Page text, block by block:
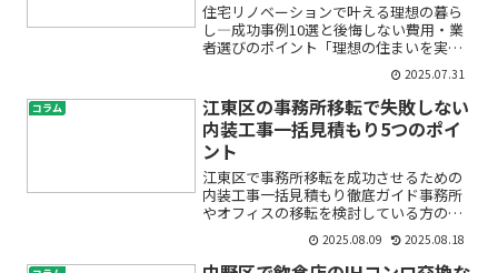
住宅リノベーションで叶える理想の暮ら
し―成功事例10選と後悔しない費用・業
者選びのポイント「理想の住まいを実現
したいけれど、住宅リノベーションって
本当にうまくいくのかな？」「中古住宅
やマンションのリフォームって、費用や
業者選びが不安…」そん...
2025.07.31
コラム
江東区の事務所移転で失敗しない
内装工事一括見積もり5つのポイ
ント
江東区で事務所移転を成功させるための
内装工事一括見積もり徹底ガイド事務所
やオフィスの移転を検討している方の多
くが、「何から手を付けて良いかわから
ない」「内装工事やレイアウトのプラン
ニング、費用の相場が不安」「業者選び
2025.08.09 2025.08.18